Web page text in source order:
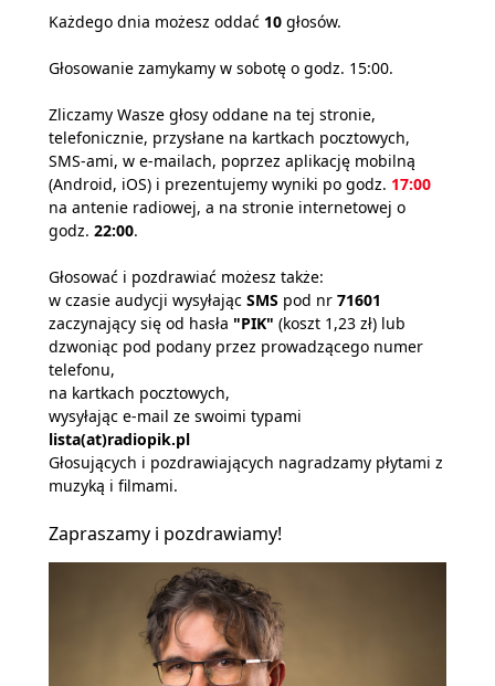
Każdego dnia możesz oddać 10 głosów.
Głosowanie zamykamy w sobotę o godz. 15:00.
Zliczamy Wasze głosy oddane na tej stronie,
telefonicznie, przysłane na kartkach pocztowych,
SMS-ami, w e-mailach, poprzez aplikację mobilną
(Android, iOS) i prezentujemy wyniki po godz. 17:00
na antenie radiowej, a na stronie internetowej o
godz. 22:00.
Głosować i pozdrawiać możesz także:
w czasie audycji wysyłając SMS pod nr 71601
zaczynający się od hasła "PIK" (koszt 1,23 zł) lub
dzwoniąc pod podany przez prowadzącego numer
telefonu,
na kartkach pocztowych,
wysyłając e-mail ze swoimi typami
lista(at)radiopik.pl
Głosujących i pozdrawiających nagradzamy płytami z
muzyką i filmami.
Zapraszamy i pozdrawiamy!